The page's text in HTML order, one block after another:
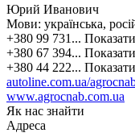
Юрий Иванович
Мови: українська,
+380 99 731... Показати
+380 67 394... Показати
+380 44 222... Показати
autoline.com.ua/
www.agrocnab.com.ua
Як нас знайти
Адреса